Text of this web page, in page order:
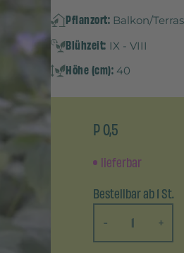
Pflanzort: Balkon/
Blühzeit: IX - VIII
Höhe (cm): 40
P 0,5
lieferbar
Bestellbar ab 1 St.
-
+